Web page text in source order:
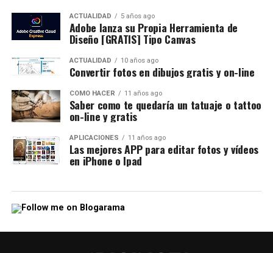
ACTUALIDAD 5 años ago
Adobe lanza su Propia Herramienta de
Diseño [GRATIS] Tipo Canvas
ACTUALIDAD 10 años ago
Convertir fotos en dibujos gratis y on-line
CÓMO HACER 11 años ago
Saber como te quedaría un tatuaje o tattoo
on-line y gratis
APLICACIONES 11 años ago
Las mejores APP para editar fotos y vídeos
en iPhone o Ipad